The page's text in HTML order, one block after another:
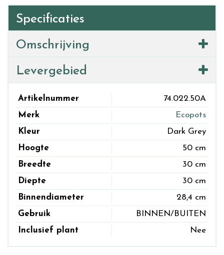
Specificaties
Omschrijving
Levergebied
Artikelnummer
74.022.50A
Merk
Ecopots
Kleur
Dark Grey
Hoogte
50 cm
Breedte
30 cm
Diepte
30 cm
Binnendiameter
28,4 cm
Gebruik
BINNEN/BUITEN
Inclusief plant
Nee